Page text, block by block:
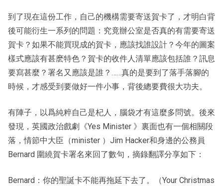
到了現在這份工作，自己的機構需要寄送賀卡了，才明白背
後可能衍生一系列的問題：究竟辦公室是否真的有需要寄送
賀卡？如果不能買現成的賀卡，應該找誰設計？今年的圖案
樣式應該有甚麽特色？賀卡的收件人清單應該包括誰？訊息
要寫甚麼？署名又應該是誰？……真的是要到了落手落腳的
時候，才感受到要做好一件小事，背後總要費很大功夫。
有陣子，以爲純粹自己是杞人，腦袋才有這麼多問號。後來
發現，英國政治戲劇《Yes Minister 》裏面也有一個相關段
落，情節中大臣（minister ）Jim Hacker和身邊的公務員
Bernard 圍繞賀卡署名來回了數句，摘錄翻譯分享如下：
Bernard：你的聖誕卡不能再拖延下去了。（Your Christmas